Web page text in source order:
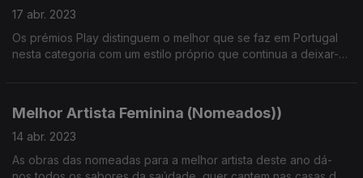
17 abr. 2023
Os prémios Play distinguem o melhor que se faz em Portugal
nesta categoria com um estilo próprio que continua a deixar-
Melhor Artista Feminina (Nomeados))
14 abr. 2023
As obras das nomeadas para a melhor artista deste ano dá-